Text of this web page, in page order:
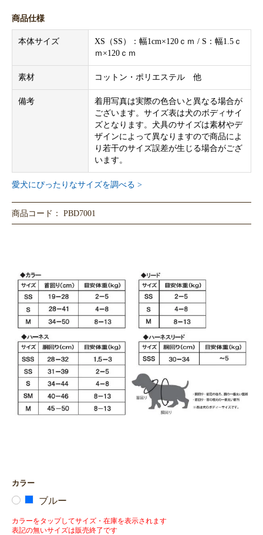
商品仕様
本体サイズ
XS（SS）：幅1cm×120ｃｍ / S：幅1.5ｃ
ｍ×120ｃｍ
素材 コットン・ポリエステル 他
備考
着用写真は実際の色合いと異なる場合が
ございます。サイズ表は犬のボディサイ
ズとなります。犬具のサイズは素材やデ
ザインによって異なりますので商品によ
り若干のサイズ誤差が生じる場合がござ
います。
愛犬にぴったりなサイズを調べる >
商品コード： PBD7001
カラー
ブルー
カラーをタップしてサイズ・在庫を表示されます
表記の無いサイズは販売終了です